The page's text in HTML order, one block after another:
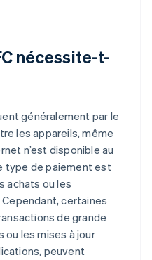
nécessite-t-
généralement par le
les appareils, même
n’est disponible au
type de paiement est
achats ou les
certaines
de grande
ou les mises à jour
peuvent